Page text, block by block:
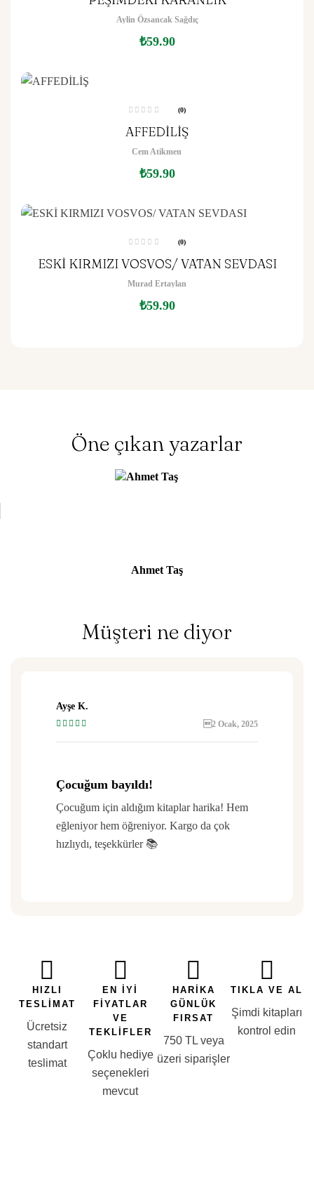
z
r
ı
Aylin Özsancak Sağdıç
₺59.90
ü
z
y
ı
(0)
AFFEDİLİŞ
Cem Atikmen
₺59.90
ü
z
r
(0)
ESKİ KIRMIZI VOSVOS/ VATAN SEVDASI
Murad Ertaylan
₺59.90
Öne çıkan yazarlar
Ahmet Taş
Müşteri ne diyor
Çocuğum bayıldı!
Çocuğum için aldığım kitaplar harika! Hem
eğleniyor hem öğreniyor. Kargo da çok
hızlıydı, teşekkürler 📚
Ayşe K.
2 Ocak, 2025
HIZLI
TESLIMAT
Ücretsiz
standart
teslimat
EN IYI
FIYATLAR
VE
TEKLIFLER
Çoklu hediye
seçenekleri
mevcut
HARIKA
GÜNLÜK
FIRSAT
750 TL veya
üzeri siparişler
TIKLA VE AL
Şimdi kitapları
kontrol edin